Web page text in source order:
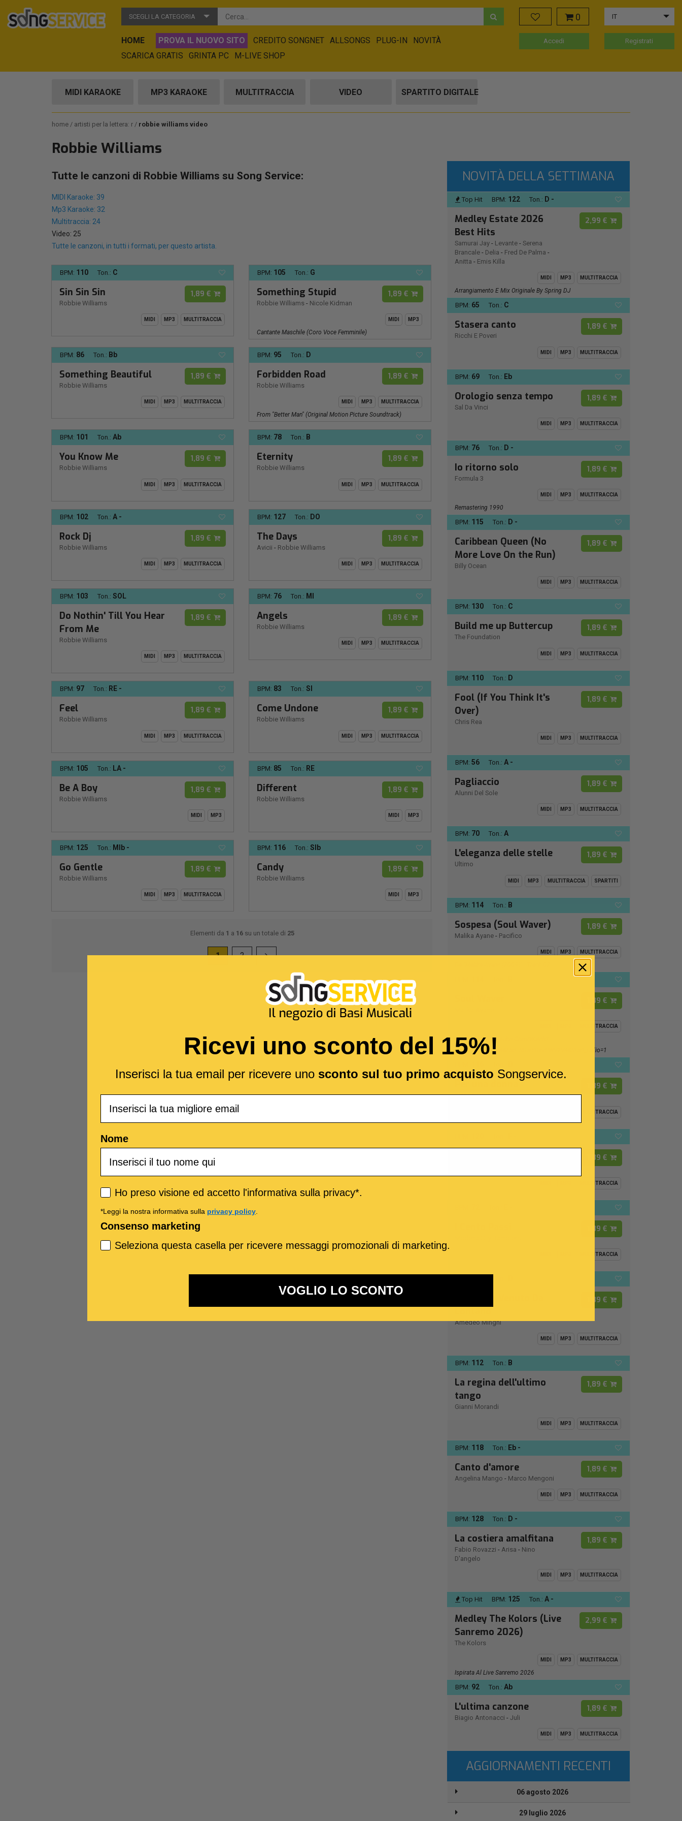
SCEGLI LA CATEGORIA
HOME PROVA IL NUOVO SITO CREDITO SONGNET ALLSONGS PLUG-IN
NOVITÀ
SCARICA GRATIS
GRINTA PC M-LIVE SHOP
0 IT
Accedi Registrati
MIDI KARAOKE MP3 KARAOKE MULTITRACCIA VIDEO SPARTITO DIGITALE
home artisti per la lettera: r robbie williams video
Robbie Williams
Tutte le canzoni di Robbie Williams su Song Service:
MIDI Karaoke: 39
Mp3 Karaoke: 32
Multitraccia: 24
Video: 25
Tutte le canzoni, in tutti i formati, per questo artista.
BPM: 110 Ton.: C
Sin Sin Sin
Robbie Williams
1,89 €
MIDI MP3 MULTITRACCIA
BPM: 105 Ton.: G
Something Stupid
Robbie Williams - Nicole Kidman
1,89 €
MIDI MP3
Cantante Maschile (coro Voce Femminile)
BPM: 86 Ton.: Bb
Something Beautiful
Robbie Williams
1,89 €
MIDI MP3 MULTITRACCIA
BPM: 95 Ton.: D
Forbidden Road
Robbie Williams
1,89 €
MIDI MP3 MULTITRACCIA
From "Better Man" (Original Motion Picture Soundtrack)
BPM: 101 Ton.: Ab
You Know Me
Robbie Williams
1,89 €
MIDI MP3 MULTITRACCIA
BPM: 78 Ton.: B
Eternity
Robbie Williams
1,89 €
MIDI MP3 MULTITRACCIA
BPM: 102 Ton.: A -
Rock Dj
Robbie Williams
1,89 €
MIDI MP3 MULTITRACCIA
BPM: 127 Ton.: DO
The Days
Avicii - Robbie Williams
1,89 €
MIDI MP3 MULTITRACCIA
BPM: 103 Ton.: SOL
Do Nothin' Till You Hear
From Me
Robbie Williams
1,89 €
MIDI MP3 MULTITRACCIA
BPM: 76 Ton.: MI
Angels
Robbie Williams
1,89 €
MIDI MP3 MULTITRACCIA
BPM: 97 Ton.: RE -
Feel
Robbie Williams
1,89 €
MIDI MP3 MULTITRACCIA
BPM: 83 Ton.: SI
Come Undone
Robbie Williams
1,89 €
MIDI MP3 MULTITRACCIA
BPM: 105 Ton.: LA -
Be A Boy
Robbie Williams
1,89 €
MIDI MP3
BPM: 85 Ton.: RE
Different
Robbie Williams
1,89 €
MIDI MP3
BPM: 125 Ton.: MIb -
Go Gentle
Robbie Williams
1,89 €
MIDI MP3 MULTITRACCIA
BPM: 116 Ton.: SIb
Candy
Robbie Williams
1,89 €
MIDI MP3
Elementi da 1 a 16su un totale di 25
1 2
NOVITÀ DELLA SETTIMANA
Top Hit BPM: 122 Ton.: D -
Medley Estate 2026
Best Hits
Samurai Jay - Levante - Serena
Brancale - Delia - Fred De Palma -
Anitta - Emis Killa
2,99 €
MIDI MP3 MULTITRACCIA
Arrangiamento E Mix Originale By Spring DJ
BPM: 65 Ton.: C
Stasera canto
Ricchi E Poveri
1,89 €
MIDI MP3 MULTITRACCIA
BPM: 69 Ton.: Eb
Orologio senza tempo
Sal Da Vinci
1,89 €
MIDI MP3 MULTITRACCIA
BPM: 76 Ton.: D -
Io ritorno solo
Formula 3
1,89 €
MIDI MP3 MULTITRACCIA
Remastering 1990
BPM: 115 Ton.: D -
Caribbean Queen (No
More Love On the Run)
Billy Ocean
1,89 €
MIDI MP3 MULTITRACCIA
BPM: 130 Ton.: C
Build me up Buttercup
The Foundation
1,89 €
MIDI MP3 MULTITRACCIA
BPM: 110 Ton.: D
Fool (If You Think It's
Over)
Chris Rea
1,89 €
MIDI MP3 MULTITRACCIA
BPM: 56 Ton.: A -
Pagliaccio
Alunni Del Sole
1,89 €
MIDI MP3 MULTITRACCIA
BPM: 70 Ton.: A
L'eleganza delle stelle
Ultimo
1,89 €
MIDI MP3 MULTITRACCIA SPARTITI
BPM: 114 Ton.: B
Sospesa (Soul Waver)
Malika Ayane - Pacifico
1,89 €
MIDI MP3 MULTITRACCIA
1,89 €
MULTITRACCIA
Https://www.youtube.com/watch?
V=wYDsvPWV2V4&list=RDwYDsvPWV2V4&start_radio=1
Per una donna
Franco Califano
1,89 €
MULTITRACCIA
1,89 €
MULTITRACCIA
1,89 €
MULTITRACCIA
Amedeo Minghi
1,89 €
MIDI MP3 MULTITRACCIA
BPM: 112 Ton.: B
La regina dell'ultimo
tango
Gianni Morandi
1,89 €
MIDI MP3 MULTITRACCIA
BPM: 118 Ton.: Eb -
Canto d'amore
Angelina Mango - Marco Mengoni
1,89 €
MIDI MP3 MULTITRACCIA
BPM: 128 Ton.: D -
La costiera amalfitana
Fabio Rovazzi - Arisa - Nino
D'angelo
1,89 €
MIDI MP3 MULTITRACCIA
Top Hit BPM: 125 Ton.: A -
Medley The Kolors (Live
Sanremo 2026)
The Kolors
2,99 €
MIDI MP3 MULTITRACCIA
Ispirata Al Live Sanremo 2026
BPM: 92 Ton.: Ab
L'ultima canzone
Biagio Antonacci - Juli
1,89 €
MIDI MP3 MULTITRACCIA
AGGIORNAMENTI RECENTI
06 agosto 2026
29 luglio 2026
Ricevi uno sconto del 15%!
Inserisci la tua email per ricevere uno sconto sul tuo primo acquisto Songservice.
Nome
Privacy policy
Ho preso visione ed accetto l'informativa sulla privacy*.
*Leggi la nostra informativa sulla privacy policy.
Consenso marketing
Seleziona questa casella per ricevere messaggi promozionali di marketing.
VOGLIO LO SCONTO